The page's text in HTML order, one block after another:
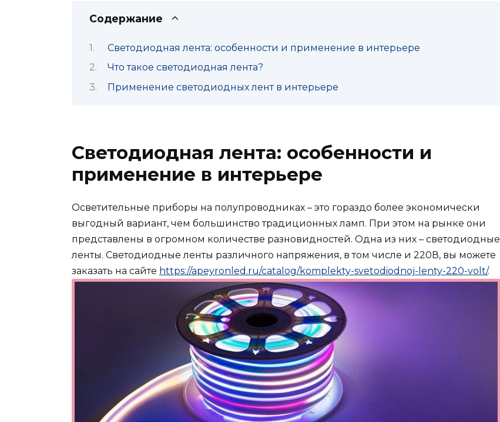
Содержание
Светодиодная лента: особенности и применение в интерьере
Что такое светодиодная лента?
Применение светодиодных лент в интерьере
Светодиодная лента: особенности и
применение в интерьере
Осветительные приборы на полупроводниках – это гораздо более экономически
выгодный вариант, чем большинство традиционных ламп. При этом на рынке они
представлены в огромном количестве разновидностей. Одна из них – светодиодные
ленты. Светодиодные ленты различного напряжения, в том числе и 220В, вы можете
заказать на сайте https://apeyronled.ru/catalog/komplekty-svetodiodnoj-lenty-220-volt/.